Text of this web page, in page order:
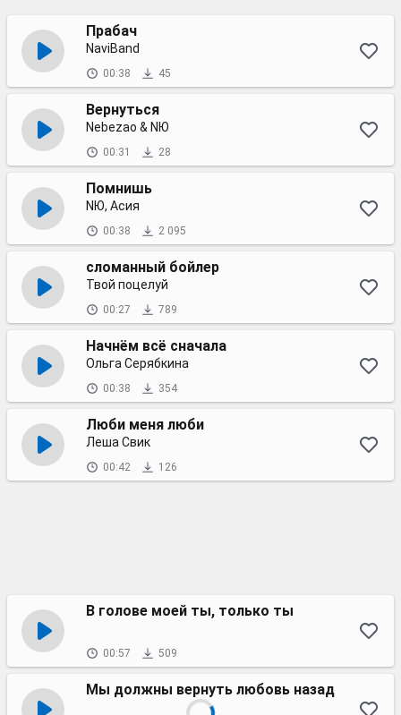
Прабач
NaviBand
00:38 45
Вернуться
Nebezao & NЮ
00:31 28
Помнишь
NЮ, Асия
00:38 2 095
сломанный бойлер
Твой поцелуй
00:27 789
Начнём всё сначала
Ольга Серябкина
00:38 354
Люби меня люби
Леша Свик
00:42 126
В голове моей ты, только ты
00:57 509
Мы должны вернуть любовь назад